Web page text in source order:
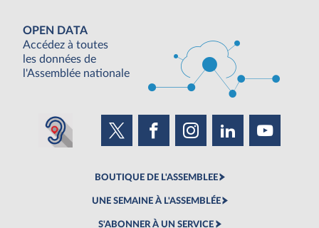
OPEN DATA
Accédez à toutes
les données de
l'Assemblée nationale
BOUTIQUE DE L'ASSEMBLEE
UNE SEMAINE À L'ASSEMBLÉE
S'ABONNER À UN SERVICE